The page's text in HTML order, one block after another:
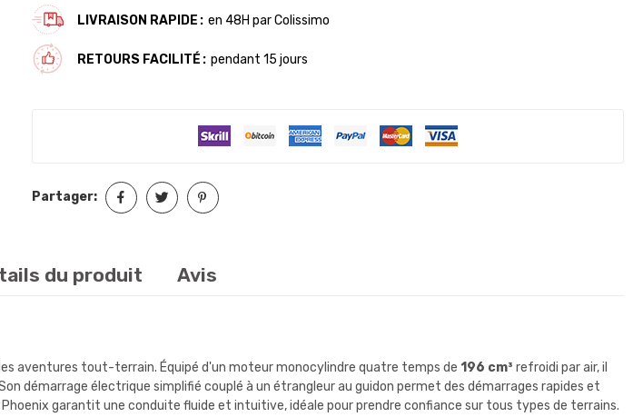
LIVRAISON RAPIDE en 48H par Colissimo
RETOURS FACILITÉ pendant 15 jours
Partager:
du produit Avis
aventures tout-terrain. Équipé d'un moteur monocylindre quatre temps de 196 cm³ refroidi par air, il
démarrage électrique simplifié couplé à un étrangleur au guidon permet des démarrages rapides et
garantit une conduite fluide et intuitive, idéale pour prendre confiance sur tous types de terrains.